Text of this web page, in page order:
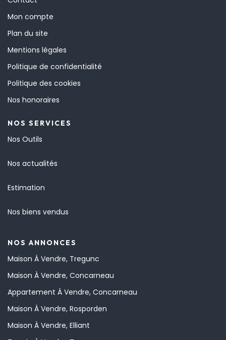
Mon compte
Plan du site
Mentions légales
Politique de confidentialité
Politique des cookies
Nos honoraires
NOS SERVICES
Nos Outils
Nos actualités
Estimation
Nos biens vendus
NOS ANNONCES
Maison À Vendre, Tregunc
Maison À Vendre, Concarneau
Appartement À Vendre, Concarneau
Maison À Vendre, Rosporden
Maison À Vendre, Elliant